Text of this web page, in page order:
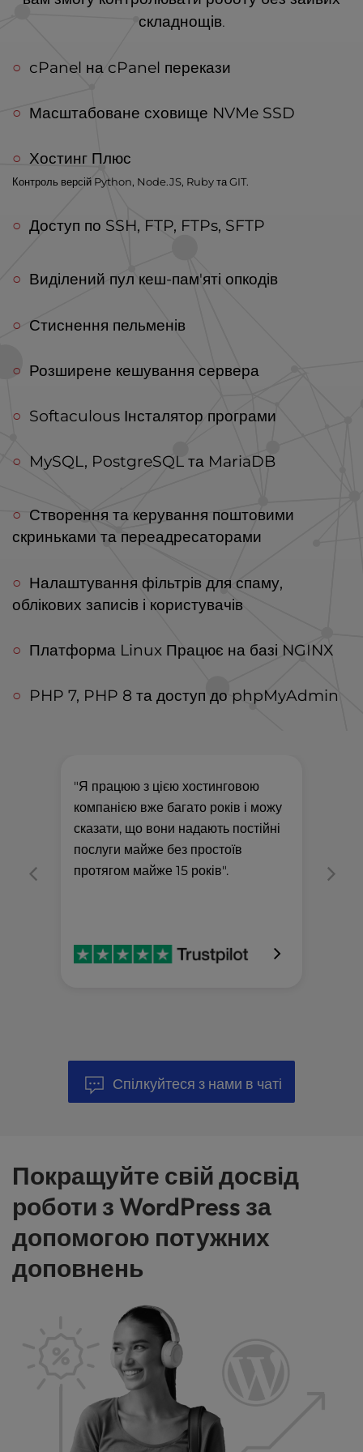
складнощів.
cPanel на cPanel перекази
Масштабоване сховище NVMe SSD
Хостинг Плюс
Контроль версій Python, Node.JS, Ruby та GIT.
Доступ по SSH, FTP, FTPs, SFTP
Виділений пул кеш-пам'яті опкодів
Стиснення пельменів
Розширене кешування сервера
Softaculous Інсталятор програми
MySQL, PostgreSQL та MariaDB
Створення та керування поштовими
скриньками та переадресаторами
Налаштування фільтрів для спаму,
облікових записів і користувачів
Платформа Linux Працює на базі NGINX
PHP 7, PHP 8 та доступ до phpMyAdmin
"Я працюю з цією хостинговою
компанією вже багато років і можу
сказати, що вони надають постійні
послуги майже без простоїв
протягом майже 15 років".
Спілкуйтеся з нами в чаті
Покращуйте свій досвід
роботи з WordPress за
допомогою потужних
доповнень